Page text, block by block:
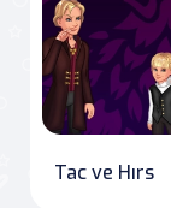
Tac ve Hırs